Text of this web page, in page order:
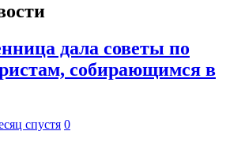
дала советы по
собирающимся в
спустя 0